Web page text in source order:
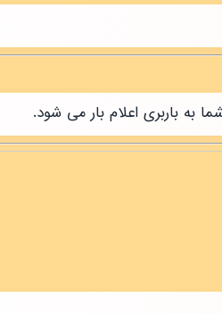
باربری اعلام بار می شود.